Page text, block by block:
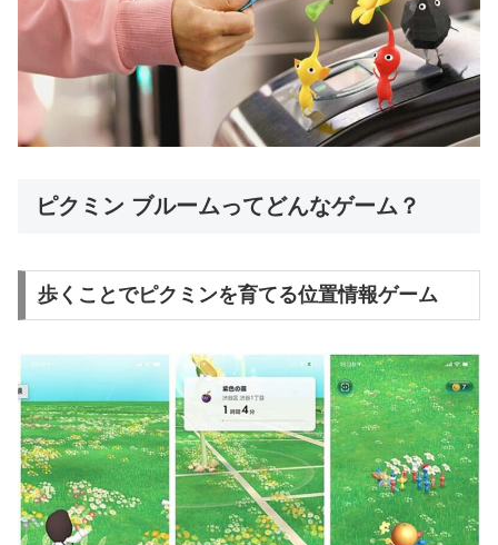
ピクミン ブルームってどんなゲーム？
歩くことでピクミンを育てる位置情報ゲーム